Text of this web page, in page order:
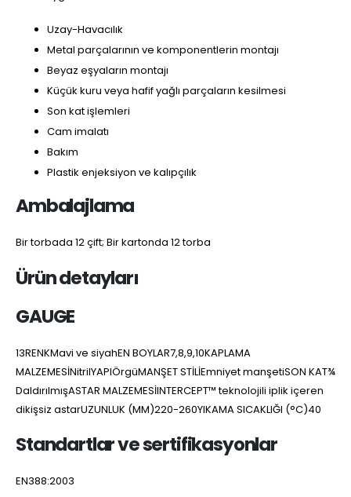
Uzay-Havacılık
Metal parçalarının ve komponentlerin montajı
Beyaz eşyaların montajı
Küçük kuru veya hafif yağlı parçaların kesilmesi
Son kat işlemleri
Cam imalatı
Bakım
Plastik enjeksiyon ve kalıpçılık
Ambalajlama
Bir torbada 12 çift; Bir kartonda 12 torba
Ürün detayları
GAUGE
13RENKMavi ve siyahEN BOYLAR7,8,9,10KAPLAMA
MALZEMESİNitrilYAPIÖrgüMANŞET STİLİEmniyet manşetiSON KAT¾
DaldırılmışASTAR MALZEMESİINTERCEPT™ teknolojili iplik içeren
dikişsiz astarUZUNLUK (MM)220-260YIKAMA SICAKLIĞI (°C)40
Standartlar ve sertifikasyonlar
EN388:2003